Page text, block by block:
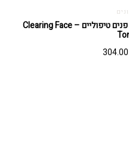
מי פנים טיפוליים – Clearing Face
304.00